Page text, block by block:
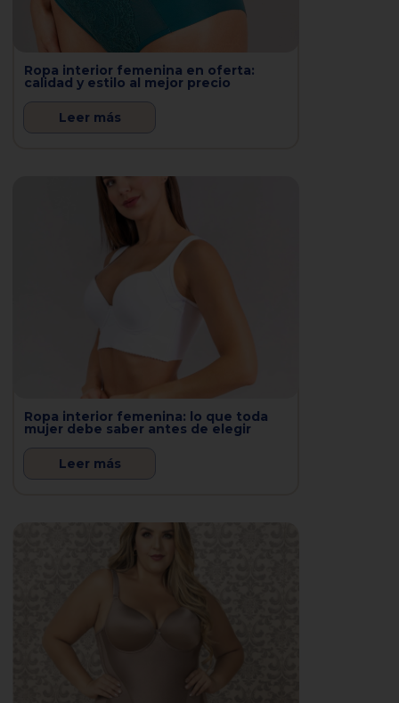
Ropa interior femenina en oferta:
calidad y estilo al mejor precio
Leer más
Ropa interior femenina: lo que toda
mujer debe saber antes de elegir
Leer más